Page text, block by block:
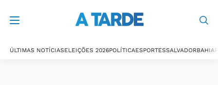
ÚLTIMAS NOTÍCIASELEIÇÕES 2026POLÍTICAESPORTESSALVADORBAHIA